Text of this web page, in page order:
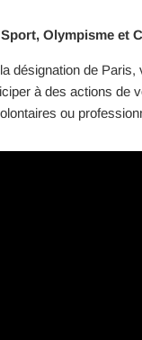
Olympisme et
désignation de
à des actions
ou